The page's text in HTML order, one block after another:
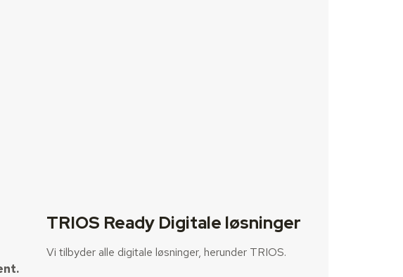
TRIOS Ready Digitale løsninger
Vi tilbyder alle digitale løsninger, herunder TRIOS.